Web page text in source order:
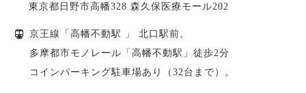
東京都 日野市高幡328 森久保医療モール202
京王線「高幡不動駅 」 北口駅前。
多摩都市モノレール「高幡不動駅」徒歩2分
コインパーキング駐車場あり（32台まで）。